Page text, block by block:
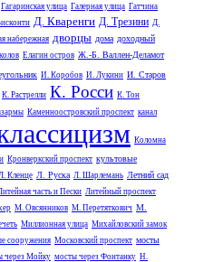
Гагаринская улица Галерная улица Гатчина
Д. Кваренги Д. Трезини Д.
набережная дворцы дома доходный
Елагин остров Ж.-Б. Валлен-Деламот
И. Коробов И. Лукини И. Старов
К. Растрелли К. Росси К. Тон
Каменноостровский проспект канал
Коломна
Кронверкский проспект культовые
Кленце Л. Руска Л. Шарлемань Летний сад
часть и Пески Литейный проспект
М. Овсянников М. Перетяткович М.
Миллионная улица Михайловский замок
сооружения Московский проспект мосты
через Мойку мосты через Фонтанку Н.